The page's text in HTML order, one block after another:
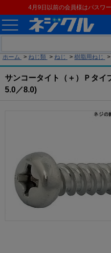
4月9日以前の会員様はパスワ
ホーム > ねじ類 > ねじ > 樹脂用ねじ >
サンコータイト（＋）Ｐタイ
5.0／8.0)